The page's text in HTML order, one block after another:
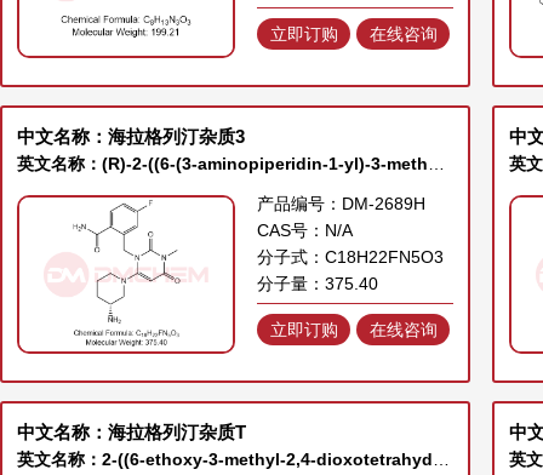
立即订购 在线咨询
中文名称：海拉格列汀杂质3
英文名称：(R)-2-((6-(3-aminopiperidin-1-yl)-3-methyl-2,4-dioxo-3,4-dihydropyrimidin-1(2H)-yl)methyl)-4-fluorobenzamide
产品编号：DM-2689H
CAS号：N/A
分子式：C18H22FN5O3
分子量：375.40
立即订购 在线咨询
中
中文名称：海拉格列汀杂质T
英文名称：2-((6-ethoxy-3-methyl-2,4-dioxotetrahydropyrimidin-1(2H)-yl)methyl)-4-fluorobenzonitrile
中